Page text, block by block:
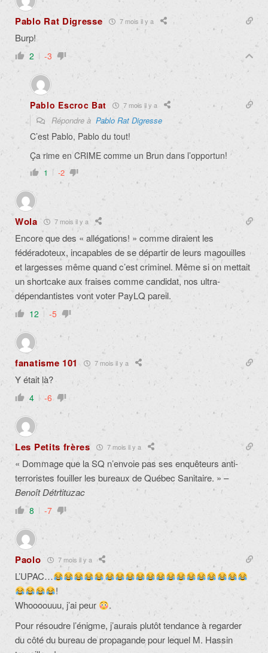
Pablo Rat Digresse 7 mois il y a
Burp!
2 -3
Pablo Escroc Bat 7 mois il y a
Répondre à Pablo Rat Digresse
C’est Pablo, Pablo du tout!
Ça rime en CRIME comme un Brun dans l’opportun!
1 -2
Wola 7 mois il y a
Encore que des « allégations! » comme diraient les
fédéradoteux, incapables de se départir de leurs magouilles
et largesses même quand c’est criminel. Même si on mettait
un shortcake aux fraises comme candidat, nos ultra-
dépendantistes vont voter PayLQ pareil.
12 -5
fanatisme 101 7 mois il y a
Y était là?
4 -6
Les Petits frères 7 mois il y a
« Dommage que la SQ n’envoie pas ses enquêteurs anti-
terroristes fouiller les bureaux de Québec Sanitaire. » –
Benoît Détrtituzac
8 -7
Paolo 7 mois il y a
L’UPAC…
!
Whoooouuu, j’ai peur
.
Pour résoudre l’énigme, j’aurais plutôt tendance à regarder
du côté du bureau de propagande pour lequel M. Hassin